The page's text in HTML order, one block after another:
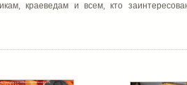
краеведам и всем, кто